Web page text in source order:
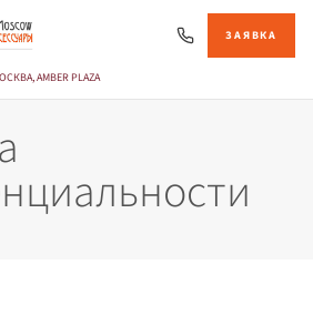
ЗАЯВКА
AMBER PLAZA